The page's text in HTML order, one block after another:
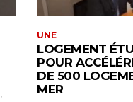
UNE
LOGEMENT
POUR
DE 500
MER